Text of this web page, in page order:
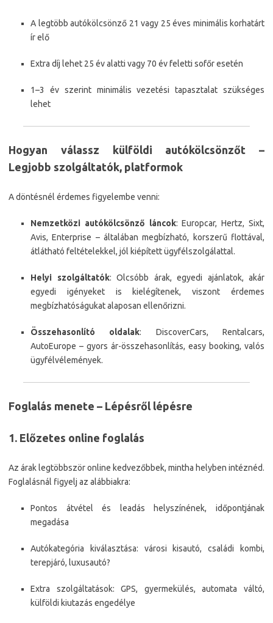
A legtöbb autókölcsönző 21 vagy 25 éves minimális korhatárt
ír elő
Extra díj lehet 25 év alatti vagy 70 év feletti sofőr esetén
1–3 év szerint minimális vezetési tapasztalat szükséges
lehet
Hogyan válassz külföldi autókölcsönzőt –
Legjobb szolgáltatók, platformok
A döntésnél érdemes figyelembe venni:
Nemzetközi autókölcsönző láncok: Europcar, Hertz, Sixt,
Avis, Enterprise – általában megbízható, korszerű flottával,
átlátható feltételekkel, jól kiépített ügyfélszolgálattal.
Helyi szolgáltatók: Olcsóbb árak, egyedi ajánlatok, akár
egyedi igényeket is kielégítenek, viszont érdemes
megbízhatóságukat alaposan ellenőrizni.
Összehasonlító oldalak: DiscoverCars, Rentalcars,
AutoEurope – gyors ár-összehasonlítás, easy booking, valós
ügyfélvélemények.
Foglalás menete – Lépésről lépésre
1. Előzetes online foglalás
Az árak legtöbbször online kedvezőbbek, mintha helyben intéznéd.
Foglalásnál figyelj az alábbiakra:
Pontos átvétel és leadás helyszínének, időpontjának
megadása
Autókategória kiválasztása: városi kisautó, családi kombi,
terepjáró, luxusautó?
Extra szolgáltatások: GPS, gyermekülés, automata váltó,
külföldi kiutazás engedélye